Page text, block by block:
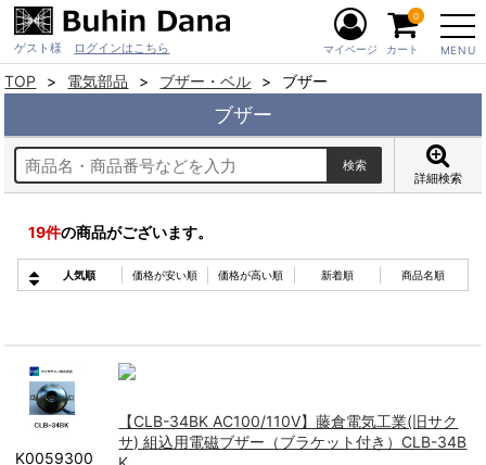
ゲスト様 ログインはこちら MENU
マイページ カート
0
TOP 電気部品 ブザー・ベル ブザー
ブザー
詳細検索
19件の商品がございます。
人気順 価格が安い順 価格が高い順 新着順 商品名順
K0059300
【CLB-34BK AC100/110V】藤倉電気工業(旧サク
サ) 組込用電磁ブザー（ブラケット付き）CLB-34B